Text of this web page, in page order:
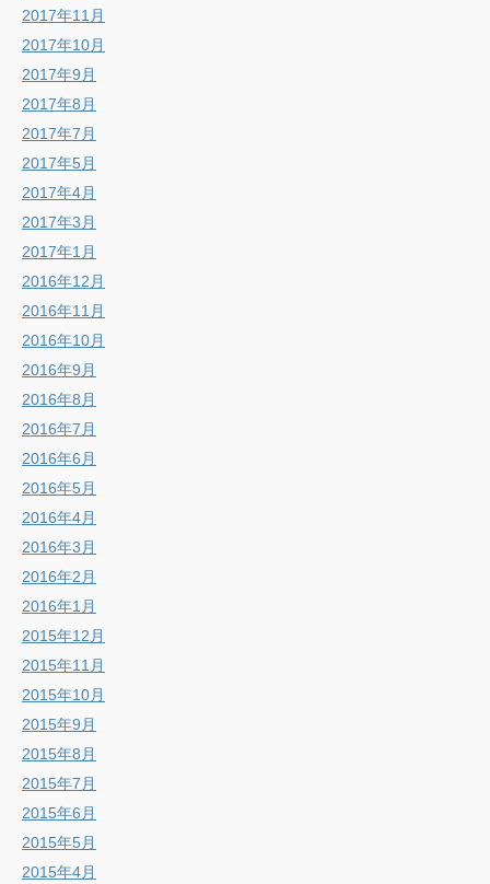
2017年11月
2017年10月
2017年9月
2017年8月
2017年7月
2017年5月
2017年4月
2017年3月
2017年1月
2016年12月
2016年11月
2016年10月
2016年9月
2016年8月
2016年7月
2016年6月
2016年5月
2016年4月
2016年3月
2016年2月
2016年1月
2015年12月
2015年11月
2015年10月
2015年9月
2015年8月
2015年7月
2015年6月
2015年5月
2015年4月